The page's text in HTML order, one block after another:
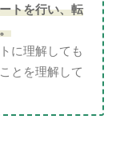
トを行い、転
に理解しても
とを理解して